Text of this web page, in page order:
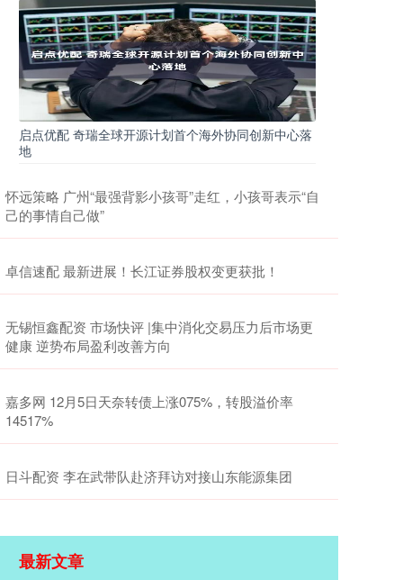
启点优配 奇瑞全球开源计划首个海外协同创新中心落
地
怀远策略 广州“最强背影小孩哥”走红，小孩哥表示“自
己的事情自己做”
卓信速配 最新进展！长江证券股权变更获批！
无锡恒鑫配资 市场快评 |集中消化交易压力后市场更
健康 逆势布局盈利改善方向
嘉多网 12月5日天奈转债上涨075%，转股溢价率
14517%
日斗配资 李在武带队赴济拜访对接山东能源集团
最新文章